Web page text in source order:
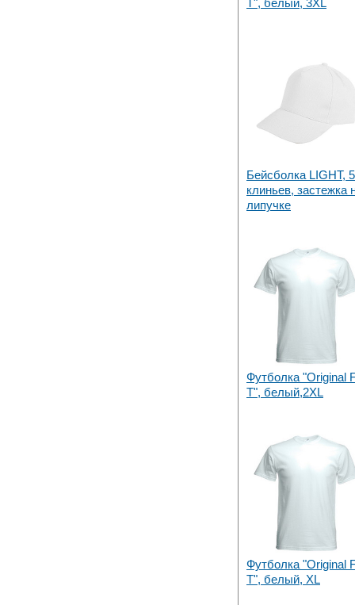
T", белый, 3XL
Бейсболка LIGHT, 5
клиньев, застежка
липучке
Футболка "Original
T", белый,2XL
Футболка "Original
T", белый, XL